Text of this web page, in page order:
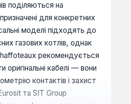
поділяються на
для конкретних
моделі підходять до
газових котлів, однак
рекомендується
оригінальні кабелі — вони
контактів і захист
та SIT Group